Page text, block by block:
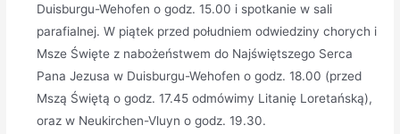
Duisburgu-Wehofen o godz. 15.00 i spotkanie w sali
parafialnej. W piątek przed południem odwiedziny chorych i
Msze Święte z nabożeństwem do Najświętszego Serca
Pana Jezusa w Duisburgu-Wehofen o godz. 18.00 (przed
Mszą Świętą o godz. 17.45 odmówimy Litanię Loretańską),
oraz w Neukirchen-Vluyn o godz. 19.30.